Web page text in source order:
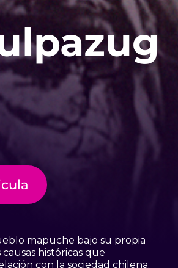
mapuche bajo su propia
causas históricas que
con la sociedad chilena.